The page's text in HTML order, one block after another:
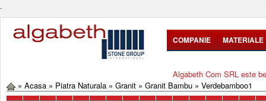
.
COMPANIE MATERIALE
Algabeth Com SRL este
» Acasa » Piatra Naturala » Granit » Granit Bambu » Verdebamboo1